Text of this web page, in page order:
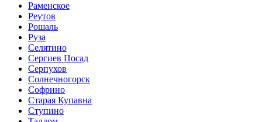
Раменское
Реутов
Рошаль
Руза
Селятино
Сергиев Посад
Серпухов
Солнечногорск
Софрино
Старая Купавна
Ступино